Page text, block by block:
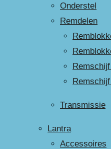
Onderstel
Remdelen
Transmissie
Lantra
Accessoires